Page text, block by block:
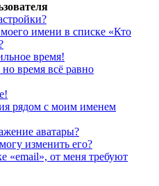
имени в списке «Кто
время!
время всё равно
рядом с моим именем
аватары?
изменить его?
«email», от меня требуют